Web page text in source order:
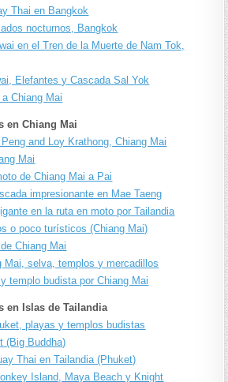
Thai en Bangkok
nocturnos, Bangkok
en el Tren de la Muerte de Nam Tok,
Elefantes y Cascada Sal Yok
Chiang Mai
en Chiang Mai
and Loy Krathong, Chiang Mai
Mai
de Chiang Mai a Pai
impresionante en Mae Taeng
en la ruta en moto por Tailandia
o poco turísticos (Chiang Mai)
Chiang Mai
Mai, selva, templos y mercadillos
templo budista por Chiang Mai
en Islas de Tailandia
playas y templos budistas
(Big Buddha)
Thai en Tailandia (Phuket)
Island, Maya Beach y Knight